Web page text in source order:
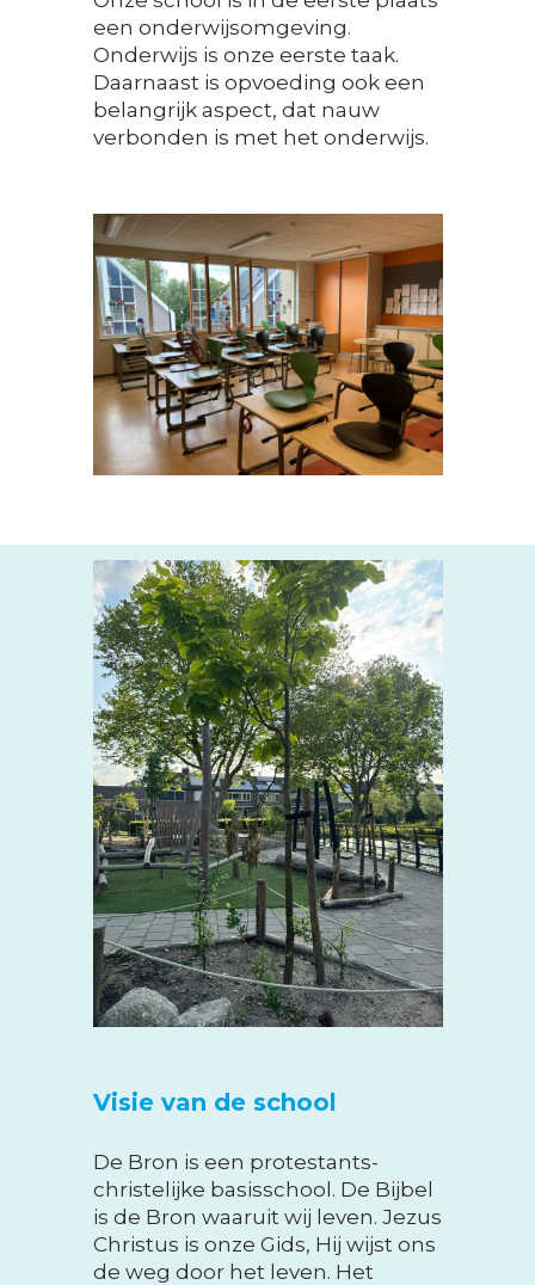
een onderwijsomgeving.
Onderwijs is onze eerste taak.
Daarnaast is opvoeding ook een
belangrijk aspect, dat nauw
verbonden is met het onderwijs.
Visie van de school
De Bron is een protestants-
christelijke basisschool. De Bijbel
is de Bron waaruit wij leven. Jezus
Christus is onze Gids, Hij wijst ons
de weg door het leven. Het